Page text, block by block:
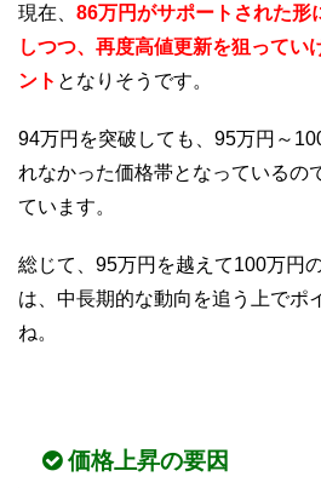
現在、 86万円がサポートされた形
しつつ、再度高値更新を狙ってい
ント となりそうです。
94万円を突破しても、95万円～
れなかった価格帯となっているの
ています。
総じて、95万円を越えて100万円
は、中長期的な動向を追う上でポ
ね。
価格上昇の要因